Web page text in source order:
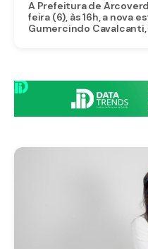
A Prefeitura de
feira (6), às 16h, a nova
Gumercindo Cavalcanti,